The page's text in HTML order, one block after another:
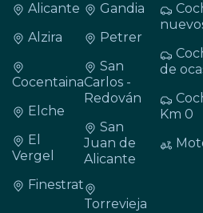
Alicante
Alzira
Cocentaina
Elche
El
Vergel
Finestrat
Gandia
Petrer
San
Carlos -
Redován
San
Juan de
Alicante
Torrevieja
de
Km 0